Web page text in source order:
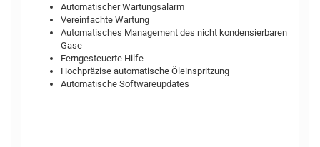
Automatischer Wartungsalarm
Vereinfachte Wartung
Automatisches Management des nicht kondensierbaren
Gase
Ferngesteuerte Hilfe
Hochpräzise automatische Öleinspritzung
Automatische Softwareupdates